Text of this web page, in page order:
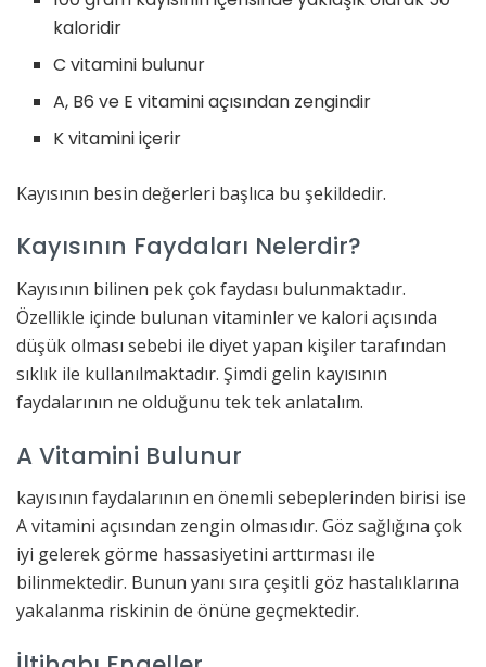
kaloridir
C vitamini bulunur
A, B6 ve E vitamini açısından zengindir
K vitamini içerir
Kayısının besin değerleri başlıca bu şekildedir.
Kayısının Faydaları Nelerdir?
Kayısının bilinen pek çok faydası bulunmaktadır.
Özellikle içinde bulunan vitaminler ve kalori açısında
düşük olması sebebi ile diyet yapan kişiler tarafından
sıklık ile kullanılmaktadır. Şimdi gelin kayısının
faydalarının ne olduğunu tek tek anlatalım.
A Vitamini Bulunur
kayısının faydalarının en önemli sebeplerinden birisi ise
A vitamini açısından zengin olmasıdır. Göz sağlığına çok
iyi gelerek görme hassasiyetini arttırması ile
bilinmektedir. Bunun yanı sıra çeşitli göz hastalıklarına
yakalanma riskinin de önüne geçmektedir.